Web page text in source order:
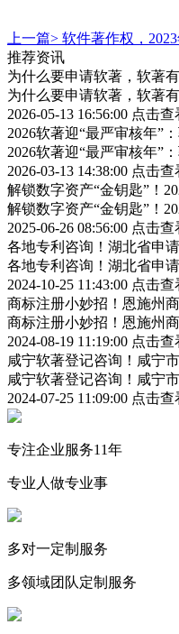
上一篇> 软件著作权，
推荐资讯
为什么要申请软著，软著
为什么要申请软著，软著
2026-05-13 16:56:00 点击查
2026软著迎“最严审核年”
2026软著迎“最严审核年”
2026-03-13 14:38:00 点击查
解锁数字资产“金钥匙”！
解锁数字资产“金钥匙”！
2025-06-26 08:56:00 点击查
各地专利咨询！湖北省申
各地专利咨询！湖北省申
2024-10-25 11:43:00 点击查
商标注册小妙招！恩施州
商标注册小妙招！恩施州
2024-08-19 11:19:00 点击查
咸宁软著登记咨询！咸宁
咸宁软著登记咨询！咸宁
2024-07-25 11:09:00 点击查
专注企业服务11年
专业人做专业事
多对一定制服务
多领域团队定制服务